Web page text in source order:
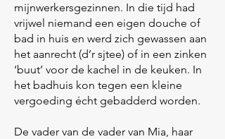
mijnwerkersgezinnen. In die tijd had
vrijwel niemand een eigen douche of
bad in huis en werd zich gewassen aan
het aanrecht (d’r sjtee) of in een zinken
‘buut’ voor de kachel in de keuken. In
het badhuis kon tegen een kleine
vergoeding écht gebadderd worden.
De vader van de vader van Mia, haar